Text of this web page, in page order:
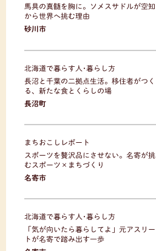
馬具の真髄を胸に。ソメスサドルが空知
から世界へ挑む理由
砂川市
北海道で暮らす人･暮らし方
長沼と千葉の二拠点生活。移住者がつく
る、新たな食とくらしの場
長沼町
まちおこしレポート
スポーツを贅沢品にさせない。名寄が挑
むスポーツ×まちづくり
名寄市
北海道で暮らす人･暮らし方
「気が向いたら暮らしてよ」元アスリー
トが名寄で踏み出す一歩